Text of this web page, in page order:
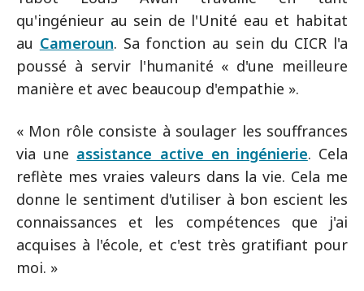
qu'ingénieur au sein de l'Unité eau et habitat
au Cameroun. Sa fonction au sein du CICR l'a
poussé à servir l'humanité « d'une meilleure
manière et avec beaucoup d'empathie ».
« Mon rôle consiste à soulager les souffrances
via une assistance active en ingénierie. Cela
reflète mes vraies valeurs dans la vie. Cela me
donne le sentiment d'utiliser à bon escient les
connaissances et les compétences que j'ai
acquises à l'école, et c'est très gratifiant pour
moi. »